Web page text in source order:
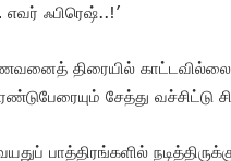
எவர் ஃபிரெஷ்..!’
திரையில் காட்டவில்லை.
சேத்து வச்சிட்டு
பாத்திரங்களில்